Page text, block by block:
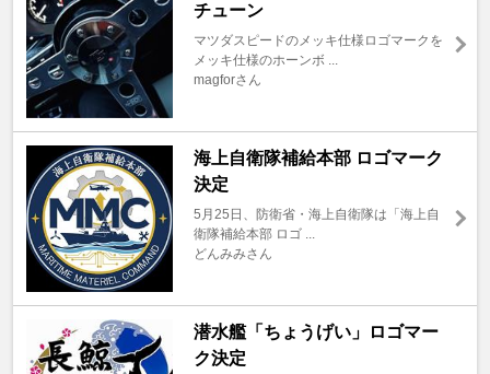
チューン
マツダスピードのメッキ仕様ロゴマークを
メッキ仕様のホーンボ ...
magforさん
海上自衛隊補給本部 ロゴマーク
決定
5月25日、防衛省・海上自衛隊は「海上自
衛隊補給本部 ロゴ ...
どんみみさん
潜水艦「ちょうげい」ロゴマー
ク決定